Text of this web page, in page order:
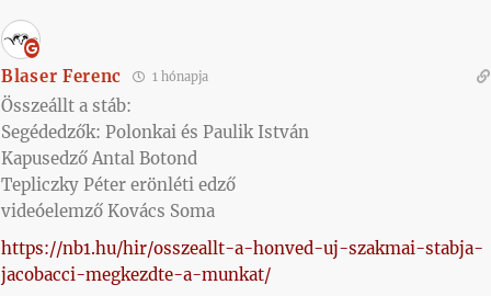
Blaser Ferenc 1 hónapja
Összeállt a stáb:
Segédedzők: Polonkai és Paulik István
Kapusedző Antal Botond
Tepliczky Péter erönléti edző
videóelemző Kovács Soma
https://nb1.hu/hir/osszeallt-a-honved-uj-szakmai-stabja-
jacobacci-megkezdte-a-munkat/